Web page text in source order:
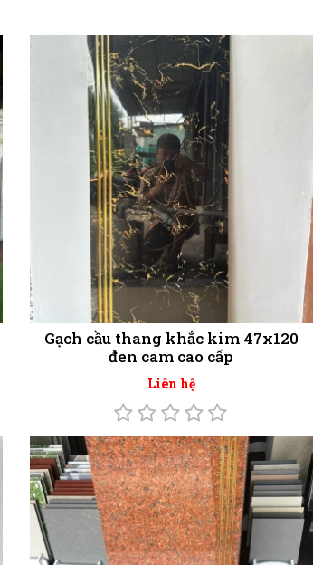
Gạch cầu thang khắc kim 47x120
đen cam cao cấp
Liên hệ